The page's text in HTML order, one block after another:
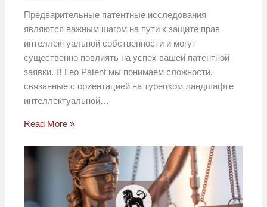
Предварительные патентные исследования
являются важным шагом на пути к защите прав
интеллектуальной собственности и могут
существенно повлиять на успех вашей патентной
заявки. В Leo Patent мы понимаем сложности,
связанные с ориентацией на турецком ландшафте
интеллектуальной…
Read More »